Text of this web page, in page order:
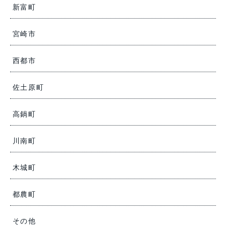
新富町
宮崎市
西都市
佐土原町
高鍋町
川南町
木城町
都農町
その他